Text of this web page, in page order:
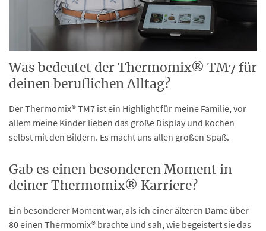
Was bedeutet der Thermomix® TM7 für
deinen beruflichen Alltag?
Der Thermomix® TM7 ist ein Highlight für meine Familie, vor
allem meine Kinder lieben das große Display und kochen
selbst mit den Bildern. Es macht uns allen großen Spaß.
Gab es einen besonderen Moment in
deiner Thermomix® Karriere?
Ein besonderer Moment war, als ich einer älteren Dame über
80 einen Thermomix® brachte und sah, wie begeistert sie das